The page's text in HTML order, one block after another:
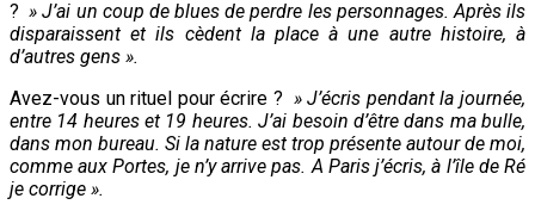
? » J’ai un coup de blues de perdre les personnages. Après ils
disparaissent et ils cèdent la place à une autre histoire, à
d’autres gens ».
Avez-vous un rituel pour écrire ? » J’écris pendant la journée,
entre 14 heures et 19 heures. J’ai besoin d’être dans ma bulle,
dans mon bureau. Si la nature est trop présente autour de moi,
comme aux Portes, je n’y arrive pas. A Paris j’écris, à l’île de Ré
je corrige ».